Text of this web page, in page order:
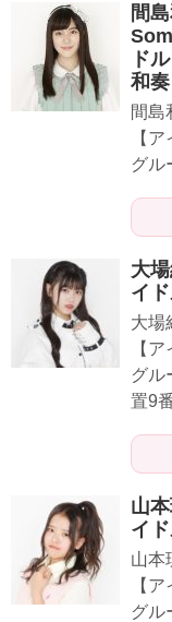
間
ド
和奏
間島
【
グ
大
イ
大場
【
グ
置9
山
イ
山本
【
グ